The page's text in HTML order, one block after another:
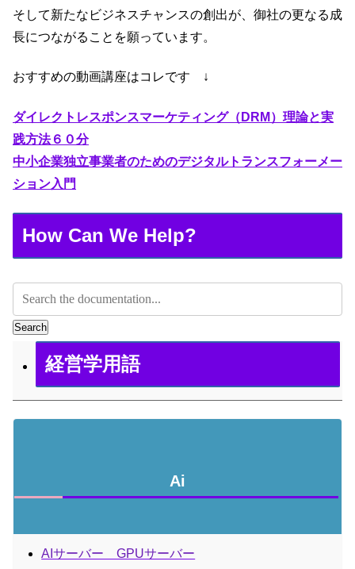
そして新たなビジネスチャンスの創出が、御社の更なる成
長につながることを願っています。
おすすめの動画講座はコレです ↓
ダイレクトレスポンスマーケティング（DRM）理論と実
践方法６０分
中小企業独立事業者のためのデジタルトランスフォーメー
ション入門
How Can We Help?
Search
経営学用語
Ai
AIサーバー GPUサーバー